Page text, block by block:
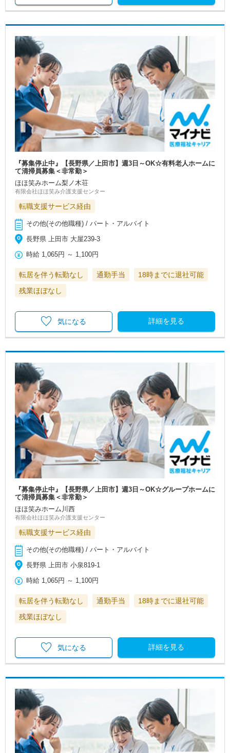
『募集停止中』【長野県／上田市】週3日～OK☆有料老人ホームに
て清掃員募集＜非常勤＞
ほほ笑みホーム梨ノ木荘
有限会社ほほ笑み介護支援センター
転職支援サービス経由
その他(その他職種) / パート・アルバイト
長野県 上田市 大屋239-3
時給 1,065円 ～ 1,100円
転居を伴う転勤なし 通勤手当
18時までに退社可能
残業ほぼなし
詳細を見る
気になる
『募集停止中』【長野県／上田市】週3日～OK☆グループホームに
て清掃員募集＜非常勤＞
ほほ笑みホーム川西
有限会社ほほ笑み介護支援センター
転職支援サービス経由
その他(その他職種) / パート・アルバイト
長野県 上田市 小泉819-1
時給 1,065円 ～ 1,100円
転居を伴う転勤なし 通勤手当
18時までに退社可能
残業ほぼなし
詳細を見る
気になる